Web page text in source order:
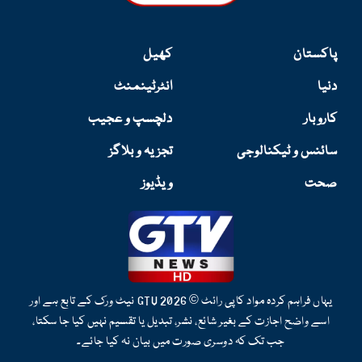
پاکستان
دنیا
کاروبار
سائنس و ٹیکنالوجی
صحت
کھیل
انٹرٹینمنٹ
دلچسپ و عجیب
تجزیہ و بلاگز
ویڈیوز
یہاں فراہم کردہ مواد کاپی رائٹ © 2026 GTV نیٹ ورک کے تابع ہے اور
اسے واضح اجازت کے بغیر شائع، نشر، تبدیل یا تقسیم نہیں کیا جا سکتا،
جب تک کہ دوسری صورت میں بیان نہ کیا جائے۔